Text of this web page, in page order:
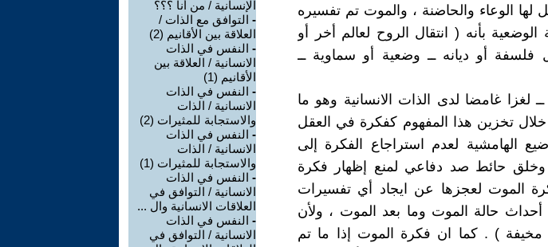
الوعاء والحاضنة ، والموت تم تفسيره
بأنه ( انتقال الروح لعالم أخر أو
أو ديانه ــ وضعية أو سماوية ــ
غامضا لدى الذات الانسانية وهو ما
خلال تخزين هذا المفهوم كفكرة في العقل
الهامشية لعدم استراجاع الفكرة إلى
وخلق حائط صد دفاعي لمنع إظهار فكرة
الموت لعجزها عن ايجاد أي تفسيرات
أحداث حالة الموت وما بعد الموت ، ولأن
) . كما ان فكرة الموت إذا ما تم
الإنسانية / من أنا ؟؟؟
- التوافق مع الذات /
العلاقة بين الأقانيم (2)
- النفس في الذات
الانسانية / العلاقة بين
الأقانيم (1)
- النفس في الذات
الانسانية / الذات
والاستجابة للمثيرات (2)
- النفس في الذات
الانسانية / الذات
والاستجابة للمثيرات (1)
- النفس في الذات
الانسانية / التوافق في
العلاقات الانسانية وال ...
- النفس في الذات
الانسانية / التوافق في